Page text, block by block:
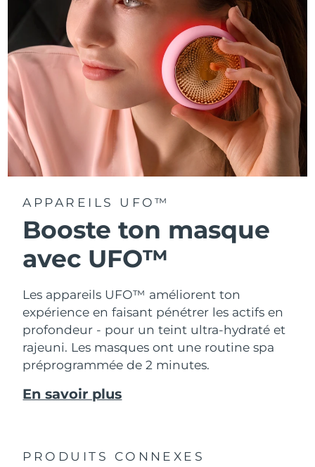
APPAREILS UFO™
Booste ton masque
avec UFO™
Les appareils UFO™ améliorent ton
expérience en faisant pénétrer les actifs en
profondeur - pour un teint ultra-hydraté et
rajeuni. Les masques ont une routine spa
préprogrammée de 2 minutes.
En savoir plus
PRODUITS CONNEXES
Turquie Livraison estimée
Émirats arabes unis Livraison estimée8/9/26
Royaume-Uni Livraison estimée8/8/26
États-Unis Livraison estimée 8/9/26
Ouzbékistan Livraison estimée8/13/26